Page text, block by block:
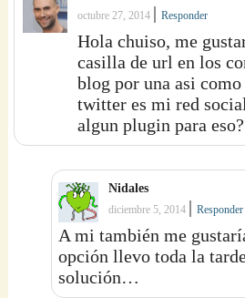
octubre 27, 2014 |Responder
Hola chuiso, me
casilla de url en los
blog por una asi
twitter es mi red
algun plugin para
Nidales
diciembre 5, 2014 |Responder
A mi también me
opción llevo toda la
solución…